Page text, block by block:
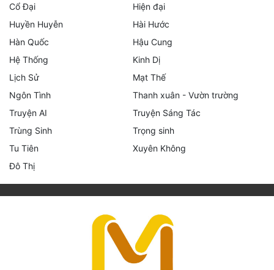
Cổ Đại
Hiện đại
Huyền Huyễn
Hài Hước
Hàn Quốc
Hậu Cung
Hệ Thống
Kinh Dị
Lịch Sử
Mạt Thế
Ngôn Tình
Thanh xuân - Vườn trường
Truyện AI
Truyện Sáng Tác
Trùng Sinh
Trọng sinh
Tu Tiên
Xuyên Không
Đô Thị